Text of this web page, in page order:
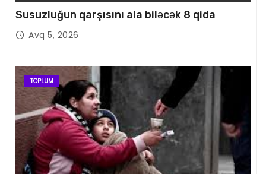
Susuzluğun qarşısını ala biləcək 8 qida
Avq 5, 2026
TOPLUM